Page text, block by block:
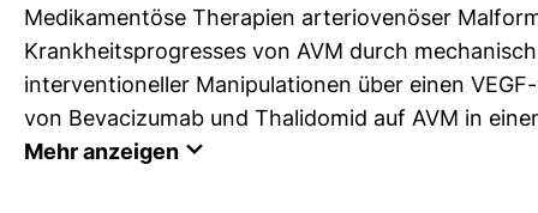
Medikamentöse Therapien arteriovenöser
Krankheitsprogresses von AVM durch
interventioneller Manipulationen über einen
von Bevacizumab und Thalidomid auf AVM in
Mehr anzeigen